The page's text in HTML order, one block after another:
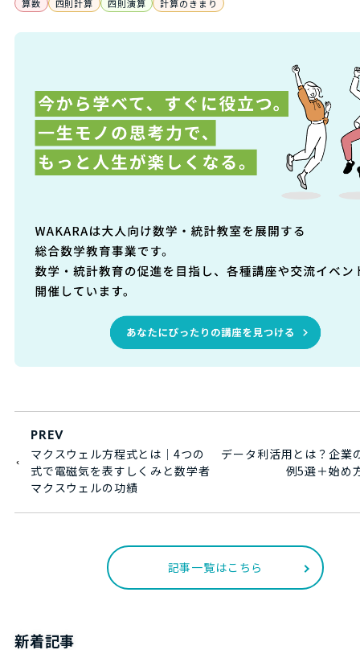
算数 四則計算 四則演算 計算のきまり
PREV
マクスウェル方程式とは｜4つの
式で電磁気を表すしくみと数学者
マクスウェルの功績
データ利活用とは？企業
例5選＋始め
記事一覧はこちら
新着記事